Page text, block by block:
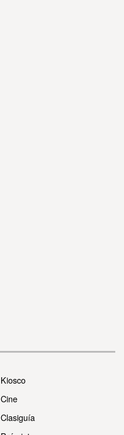
Kiosco
Cine
Clasiguía